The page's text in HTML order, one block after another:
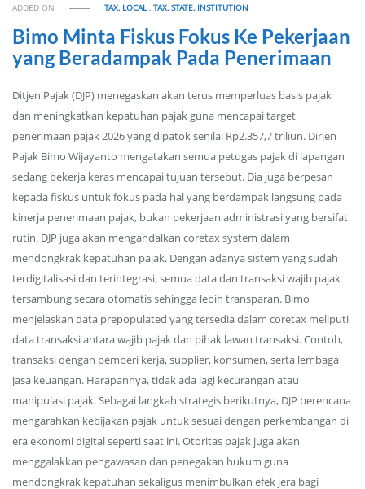
ADDED ON TAX, LOCAL,TAX, STATE, INSTITUTION
Bimo Minta Fiskus Fokus Ke Pekerjaan
yang Beradampak Pada Penerimaan
Ditjen Pajak (DJP) menegaskan akan terus memperluas basis pajak
dan meningkatkan kepatuhan pajak guna mencapai target
penerimaan pajak 2026 yang dipatok senilai Rp2.357,7 triliun. Dirjen
Pajak Bimo Wijayanto mengatakan semua petugas pajak di lapangan
sedang bekerja keras mencapai tujuan tersebut. Dia juga berpesan
kepada fiskus untuk fokus pada hal yang berdampak langsung pada
kinerja penerimaan pajak, bukan pekerjaan administrasi yang bersifat
rutin. DJP juga akan mengandalkan coretax system dalam
mendongkrak kepatuhan pajak. Dengan adanya sistem yang sudah
terdigitalisasi dan terintegrasi, semua data dan transaksi wajib pajak
tersambung secara otomatis sehingga lebih transparan. Bimo
menjelaskan data prepopulated yang tersedia dalam coretax meliputi
data transaksi antara wajib pajak dan pihak lawan transaksi. Contoh,
transaksi dengan pemberi kerja, supplier, konsumen, serta lembaga
jasa keuangan. Harapannya, tidak ada lagi kecurangan atau
manipulasi pajak. Sebagai langkah strategis berikutnya, DJP berencana
mengarahkan kebijakan pajak untuk sesuai dengan perkembangan di
era ekonomi digital seperti saat ini. Otoritas pajak juga akan
menggalakkan pengawasan dan penegakan hukum guna
mendongkrak kepatuhan sekaligus menimbulkan efek jera bagi